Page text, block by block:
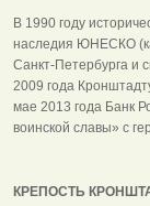
В 1990 году
наследия ЮНЕСКО
Санкт-Петербурга и
2009 года
мае 2013 года Банк
воинской славы» с
КРЕПОСТЬ